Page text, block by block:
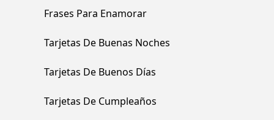
Frases Para Enamorar
Tarjetas De Buenas Noches
Tarjetas De Buenos Días
Tarjetas De Cumpleaños